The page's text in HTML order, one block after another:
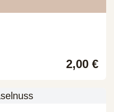
2,00 €